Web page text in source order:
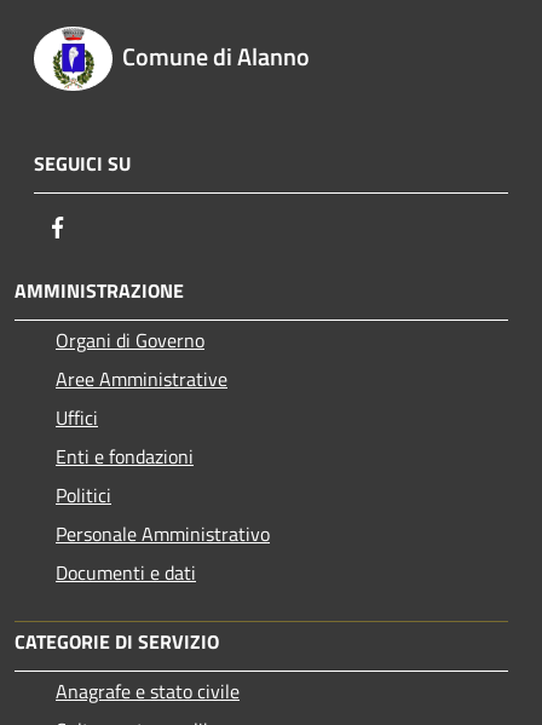
Comune di Alanno
SEGUICI SU
AMMINISTRAZIONE
Organi di Governo
Aree Amministrative
Uffici
Enti e fondazioni
Politici
Personale Amministrativo
Documenti e dati
CATEGORIE DI SERVIZIO
Anagrafe e stato civile